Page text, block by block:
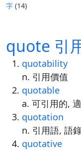
字 (14)
quote 引
quotability
n. 引用價值
quotable
a. 可引用的,
quotation
n. 引用語, 語
quotative